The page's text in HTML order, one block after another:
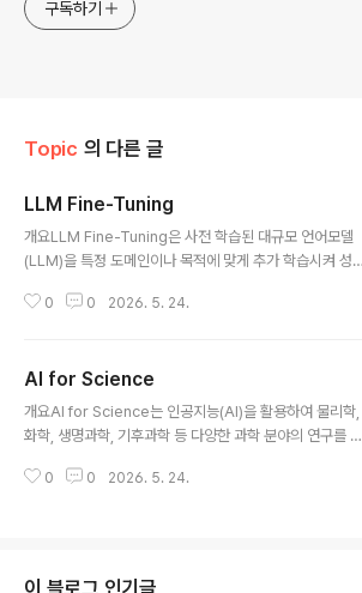
구독하기
Topic 의 다른 글
LLM Fine-Tuning
개요LLM Fine-Tuning은 사전 학습된 대규모 언어모델
(LLM)을 특정 도메인이나 목적에 맞게 추가 학습시켜 성
갖고 있지만, 실제 서비스에서는 특정 산업(금융, 의료, 법
FT(Parameter-Efficient Fine-Tuning) 방식이 주목
받고 있다.1. 개념 및 정의LLM Fine-Tuning은 사전 학습
된 언어모델을 특정 데이터셋으로 추가 학습시켜, 원하는
비교/차별점도메인 특화특정 분야 최적화범용 모델 대비
0 0 2026. 5. 24.
AI for Science
개요AI for Science는 인공지능(AI)을 활용하여 물리학,
화학, 생명과학, 기후과학 등 다양한 과학 분야의 연구를 혁
시뮬레이션, 패턴 발견, 신약 개발 등 기존 연구 방식으로는
문제 해결을 위해 머신러닝, 딥러닝, 시뮬레이션 AI 등을 활
0 0 2026. 5. 24.
이 블로그 인기글